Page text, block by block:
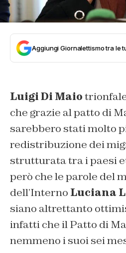
Aggiungi Giornalettismo tra le
Luigi Di Maio
che grazie al patto di
sarebbero stati molto
redistribuzione dei
strutturata tra i paesi
però che le parole del
dell’Interno Luciana
siano altrettanto
infatti che il Patto di
nemmeno i suoi sei